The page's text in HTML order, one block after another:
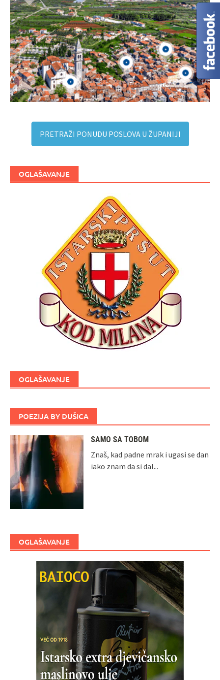
PRETRAŽI PONUDU POSLOVA U ŽUPANIJI
OGLAŠAVANJE
OGLAŠAVANJE
POEZIJA BY DUŠICA
SAMO SA TOBOM
Znaš, kad padne mrak i ugasi se dan
iako znam da si dal...
OGLAŠAVANJE